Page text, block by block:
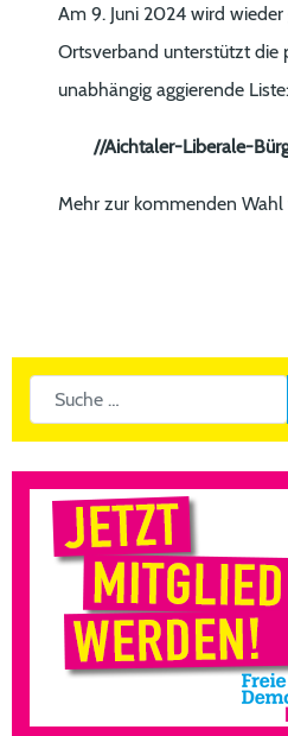
Am 9. Juni 2024 wird
Ortsverband unterstützt die
unabhängig aggierende Liste:
//Aichtaler-Liberale-
Mehr zur kommenden Wahl
Suchen